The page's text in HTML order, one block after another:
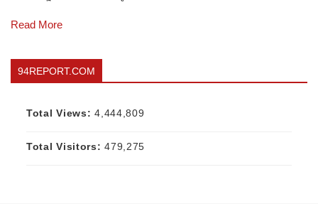
Read More
94REPORT.COM
Total Views:4,444,809
Total Visitors:479,275